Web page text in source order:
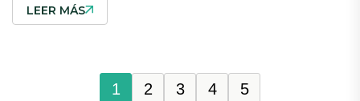
LEER MÁS
1 2 3 4 5